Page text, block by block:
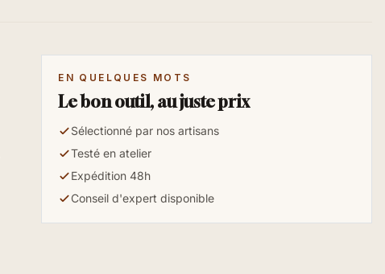
EN QUELQUES MOTS
Le bon outil, au juste prix
Sélectionné par nos artisans
Testé en atelier
Expédition 48h
Conseil d'expert disponible